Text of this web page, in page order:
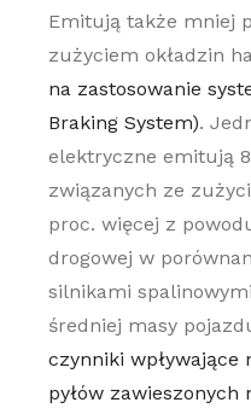
Emitują także mniej
zużyciem okładzin
na zastosowanie
Braking System).
elektryczne emitują
związanych ze
proc. więcej z
drogowej w
silnikami
średniej masy
czynniki wpływające
pyłów zawieszonych